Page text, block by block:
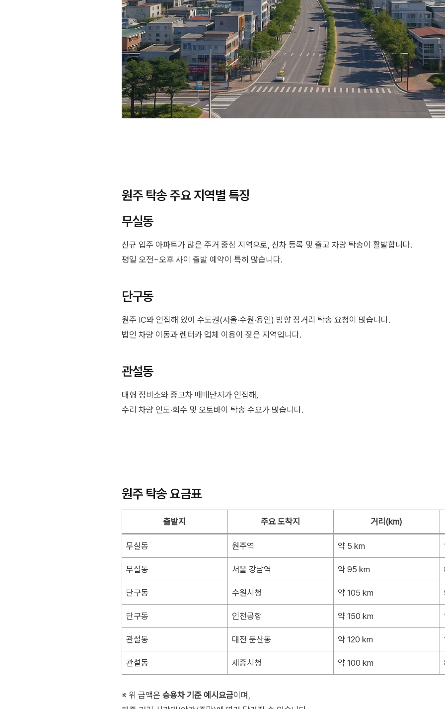
원주 탁송 주요 지역별 특징
무실동
신규 입주 아파트가 많은 주거 중심 지역으로, 신차 등록 및 출고 차량 탁송이 활발합니다.
평일 오전~오후 사이 출발 예약이 특히 많습니다.
단구동
원주 IC와 인접해 있어 수도권(서울·수원·용인) 방향 장거리 탁송 요청이 많습니다.
법인 차량 이동과 렌터카 업체 이용이 잦은 지역입니다.
관설동
대형 정비소와 중고차 매매단지가 인접해,
수리 차량 인도·회수 및 오토바이 탁송 수요가 많습니다.
원주 탁송 요금표
출발지 주요 도착지 거리(km)
무실동 원주역 약 5 km
무실동 서울 강남역 약 95 km
단구동 수원시청 약 105 km
단구동 인천공항 약 150 km
관설동 대전 둔산동 약 120 km
관설동 세종시청 약 100 km
※ 위 금액은 승용차 기준 예시요금이며,